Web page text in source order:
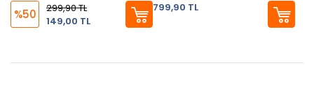
%50
299,90 TL
149,00 TL
799,90 TL